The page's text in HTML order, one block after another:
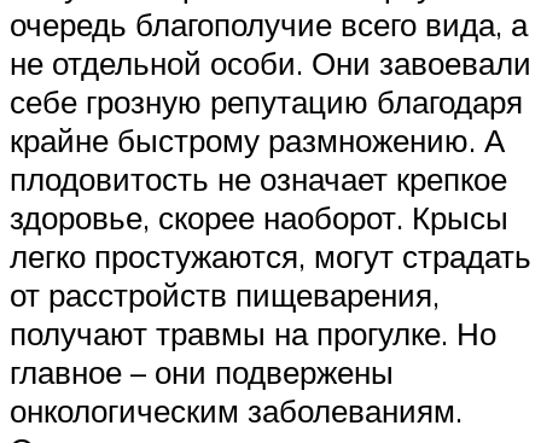
очередь благополучие всего вида, а
не отдельной особи. Они завоевали
себе грозную репутацию благодаря
крайне быстрому размножению. А
плодовитость не означает крепкое
здоровье, скорее наоборот. Крысы
легко простужаются, могут страдать
от расстройств пищеварения,
получают травмы на прогулке. Но
главное – они подвержены
онкологическим заболеваниям.